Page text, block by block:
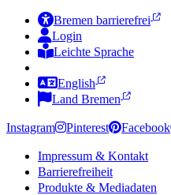
Bremen barrierefrei
Login
Leichte Sprache
English
Land Bremen
Instagram Pinterest Facebook
Impressum & Kontakt
Barrierefreiheit
Produkte & Mediadaten